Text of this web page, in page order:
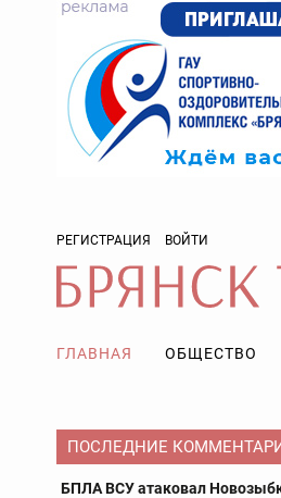
РЕГИСТРАЦИЯ ВОЙТИ
ГЛАВНАЯ ОБЩЕСТВО
ПОСЛЕДНИЕ
БПЛА ВСУ атаковал